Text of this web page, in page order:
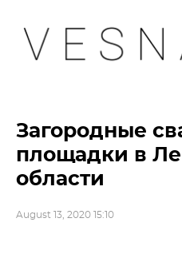
Загородные
площадки в
области
August 13, 2020 15:10